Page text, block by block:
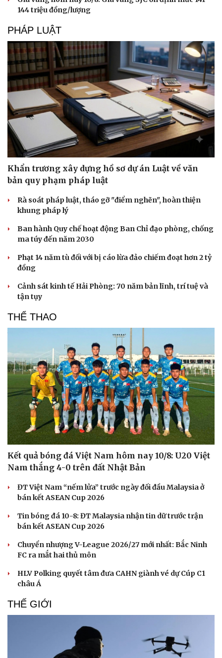
Du lịch
Tư vấn
Săn Tour
check-in
Podcast
Câu chuyện thời sự
Đọc truyện đêm khuya
Cửa sổ tình yêu
Kể chuyện cho bé
Hạt giống tâm hồn
144 triệu đồng/lượng
PHÁP LUẬT
Khẩn trương xây dựng hồ sơ dự án Luật về văn
bản quy phạm pháp luật
Rà soát pháp luật, tháo gỡ "điểm nghẽn", hoàn thiện
khung pháp lý
Ban hành Quy chế hoạt động Ban Chỉ đạo phòng, chống
ma túy đến năm 2030
Phạt 14 năm tù đối với bị cáo lừa đảo chiếm đoạt hơn 2 tỷ
đồng
Cảnh sát kinh tế Hải Phòng: 70 năm bản lĩnh, trí tuệ và
tận tụy
THỂ THAO
Kết quả bóng đá Việt Nam hôm nay 10/8: U20 Việt
Nam thắng 4-0 trên đất Nhật Bản
ĐT Việt Nam “nếm lửa” trước ngày đối đầu Malaysia ở
bán kết ASEAN Cup 2026
Tin bóng đá 10-8: ĐT Malaysia nhận tin dữ trước trận
bán kết ASEAN Cup 2026
Chuyển nhượng V-League 2026/27 mới nhất: Bắc Ninh
FC ra mắt hai thủ môn
HLV Polking quyết tâm đưa CAHN giành vé dự Cúp C1
châu Á
THẾ GIỚI